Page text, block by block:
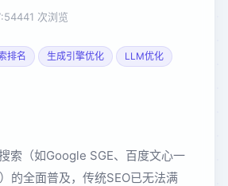
441 次浏览
排名 生成引擎优化
LLM优化
索（如Google SGE、百度文心一
的全面普及，传统SEO已无法满